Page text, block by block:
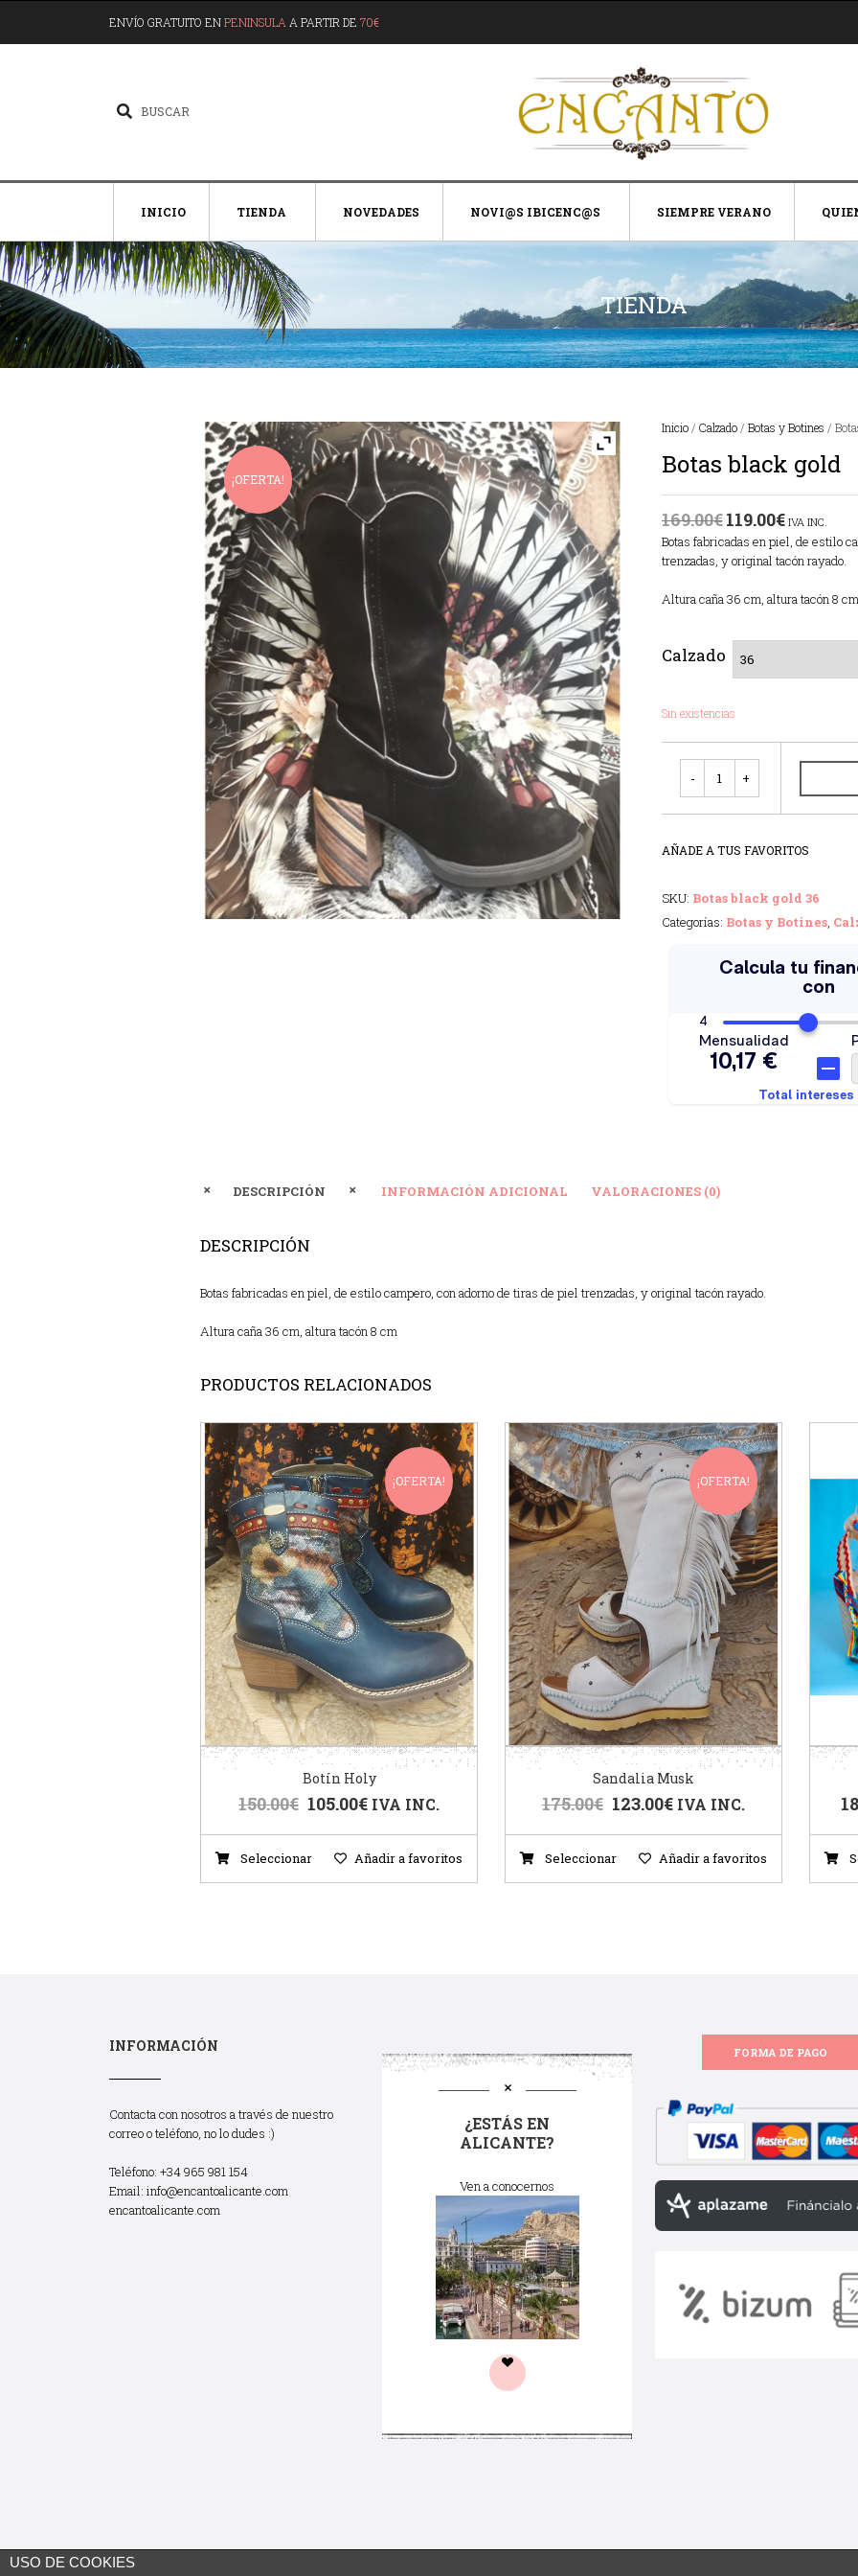
ENVÍO GRATUITO ENPENINSULA A PARTIR DE 70€
INICIO TIENDA NOVEDADES NOVI@S IBICENC@S SIEMPRE VERANO
TIENDA
¡OFERTA!
Inicio/ Calzado/ Botas y Botines /
Botas black gold
169.00€119.00€ IVA INC.
Botas fabricadas en piel, de estilo
trenzadas, y original tacón rayado.
Altura caña 36 cm, altura tacón 8 cm
Calzado
Sin existencias
AÑADE A TUS FAVORITOS
SKU: Botas black gold 36
Categorías: Botas y Botines,
DESCRIPCIÓN INFORMACIÓN ADICIONAL VALORACIONES (0)
DESCRIPCIÓN
Botas fabricadas en piel, de estilo campero, con adorno de tiras de piel trenzadas, y original tacón rayado.
Altura caña 36 cm, altura tacón 8 cm
PRODUCTOS RELACIONADOS
¡OFERTA!
Botín Holy
150.00€ 105.00€ IVA INC.
Seleccionar Añadir a favoritos
¡OFERTA!
Sandalia Musk
175.00€ 123.00€ IVA INC.
Seleccionar Añadir a favoritos
INFORMACIÓN
Contacta con nosotros a través de nuestro
correo o teléfono, no lo dudes :)
Teléfono: +34 965 981 154
Email: info@encantoalicante.com
encantoalicante.com
¿ESTÁS EN
ALICANTE?
Ven a conocernos
FORMA DE PAGO
USO DE COOKIES